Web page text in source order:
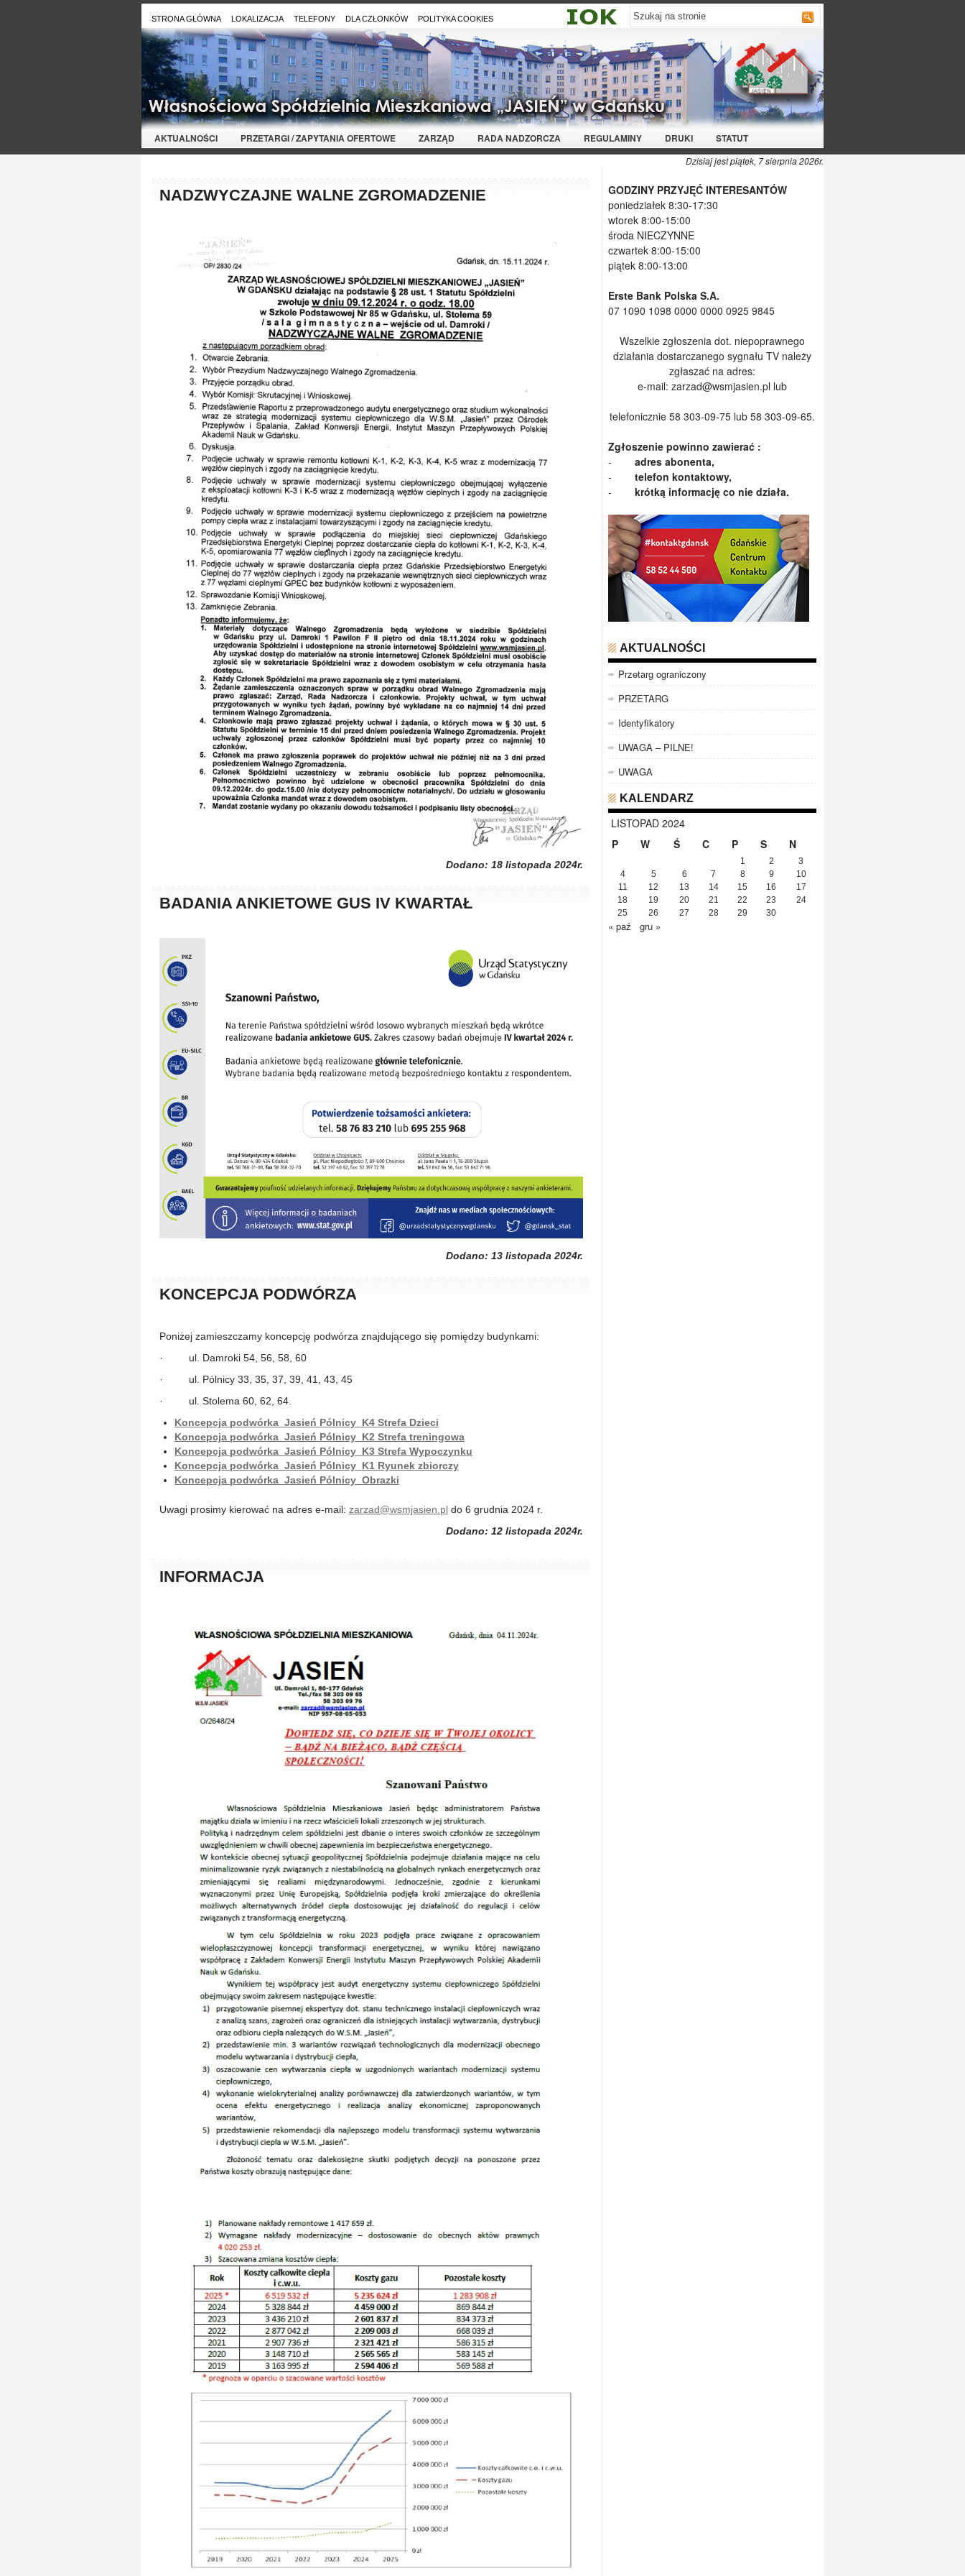
STRONA GŁÓWNA LOKALIZACJA TELEFONY DLA CZŁONKÓW POLITYKA COOKIES
AKTUALNOŚCI PRZETARGI / ZAPYTANIA OFERTOWE ZARZĄD RADA NADZORCZA REGULAMINY DRUKI STATUT
Dzisiaj jest piątek, 7 sierpnia 2026r.
NADZWYCZAJNE WALNE ZGROMADZENIE
Dodano: 18 listopada 2024r.
BADANIA ANKIETOWE GUS IV KWARTAŁ
Dodano: 13 listopada 2024r.
KONCEPCJA PODWÓRZA
Poniżej zamieszczamy koncepcję podwórza znajdującego się pomiędzy budynkami:
· ul. Damroki 54, 56, 58, 60
· ul. Pólnicy 33, 35, 37, 39, 41, 43, 45
· ul. Stolema 60, 62, 64.
Koncepcja podwórka_Jasień Pólnicy_K4 Strefa Dzieci
Koncepcja podwórka_Jasień Pólnicy_K2 Strefa treningowa
Koncepcja podwórka_Jasień Pólnicy_K3 Strefa Wypoczynku
Koncepcja podwórka_Jasień Pólnicy_K1 Ryunek zbiorczy
Koncepcja podwórka_Jasień Pólnicy_Obrazki
Uwagi prosimy kierować na adres e-mail: zarzad@wsmjasien.pl do 6 grudnia 2024 r.
Dodano: 12 listopada 2024r.
INFORMACJA
GODZINY PRZYJĘĆ INTERESANTÓW
poniedziałek 8:30-17:30
wtorek 8:00-15:00
środa NIECZYNNE
czwartek 8:00-15:00
piątek 8:00-13:00
Erste Bank Polska S.A.
07 1090 1098 0000 0000 0925 9845
Wszelkie zgłoszenia dot. niepoprawnego
działania dostarczanego sygnału TV należy
zgłaszać na adres:
e-mail: zarzad@wsmjasien.pl lub
telefonicznie 58 303-09-75 lub 58 303-09-65.
Zgłoszenie powinno zawierać :
- adres abonenta,
- telefon kontaktowy,
- krótką informację co nie działa.
AKTUALNOŚCI
Przetarg ograniczony
PRZETARG
Identyfikatory
UWAGA – PILNE!
UWAGA
KALENDARZ
LISTOPAD 2024
P
W Ś C P S N
1 2
3
4
5 6 7 8 9
10
11
12 13 14 15 16
17
18
19 20 21 22 23
24
25
26 27 28 29 30
« paź gru »